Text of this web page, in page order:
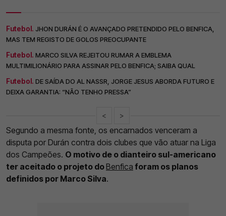
Futebol. JHON DURÁN É O AVANÇADO PRETENDIDO PELO BENFICA,
MAS TEM REGISTO DE GOLOS PREOCUPANTE
Futebol. MARCO SILVA REJEITOU RUMAR A EMBLEMA
MULTIMILIONÁRIO PARA ASSINAR PELO BENFICA; SAIBA QUAL
Futebol. DE SAÍDA DO AL NASSR, JORGE JESUS ABORDA FUTURO E
DEIXA GARANTIA: “NÃO TENHO PRESSA”
< >
Segundo a mesma fonte, os encarnados venceram a
disputa por Durán contra dois clubes que vão atuar na Liga
dos Campeões. O motivo de o dianteiro sul-americano
ter aceitado o projeto doBenfica foram os planos
definidos por Marco Silva.